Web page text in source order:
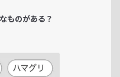
ものがある？